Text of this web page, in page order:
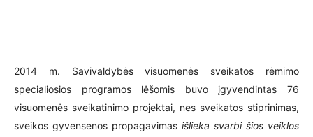
2014 m. Savivaldybės visuomenės sveikatos rėmimo
specialiosios programos lėšomis buvo įgyvendintas 76
visuomenės sveikatinimo projektai, nes sveikatos stiprinimas,
sveikos gyvensenos propagavimas išlieka svarbi šios veiklos